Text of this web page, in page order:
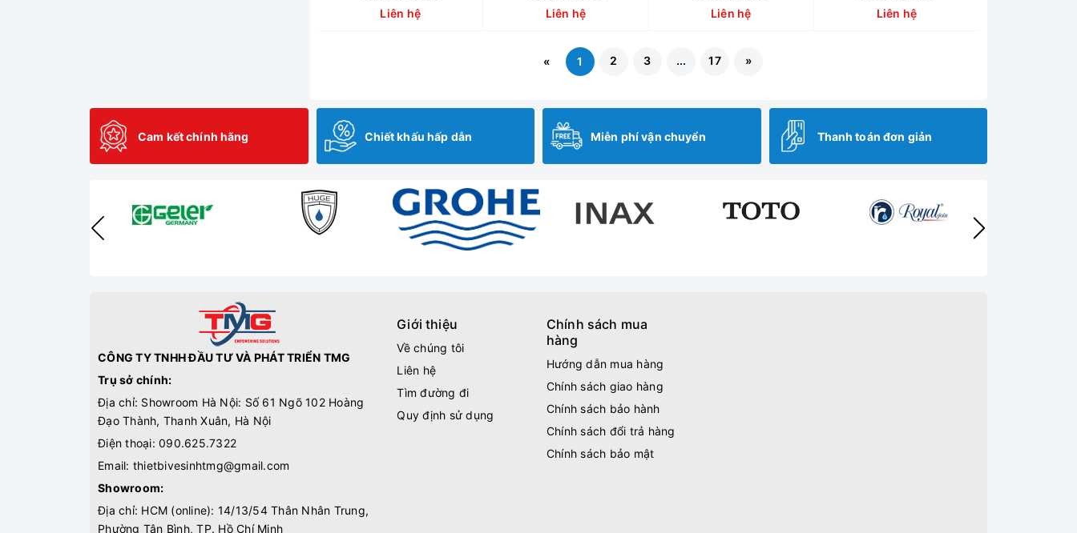
Liên hệ
Liên hệ
Liên hệ
Liên hệ
« 1 2 3 ... 17 »
Cam kết chính hãng Chiết khấu hấp dẫn Miễn phí vận chuyển Thanh toán đơn giản
CÔNG TY TNHH ĐẦU TƯ VÀ PHÁT TRIỂN TMG
Trụ sở chính:
Địa chỉ: Showroom Hà Nội: Số 61 Ngõ 102 Hoàng
Đạo Thành, Thanh Xuân, Hà Nội
Điện thoại: 090.625.7322
Email: thietbivesinhtmg@gmail.com
Showroom:
Địa chỉ: HCM (online): 14/13/54 Thân Nhân Trung,
Phường Tân Bình, TP. Hồ Chí Minh
Giới thiệu
Về chúng tôi
Liên hệ
Tìm đường đi
Quy định sử dụng
Chính sách mua
hàng
Hướng dẫn mua hàng
Chính sách giao hàng
Chính sách bảo hành
Chính sách đổi trả hàng
Chính sách bảo mật